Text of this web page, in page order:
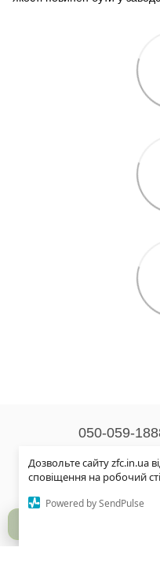
Дозвольте сайту zfc.in.ua
сповіщення на робочий
Powered by SendPulse
050-059-